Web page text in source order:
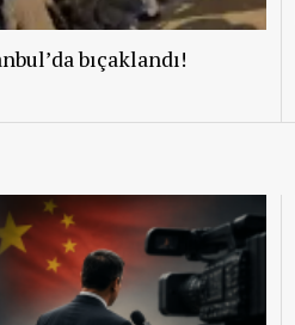
bıçaklandı!